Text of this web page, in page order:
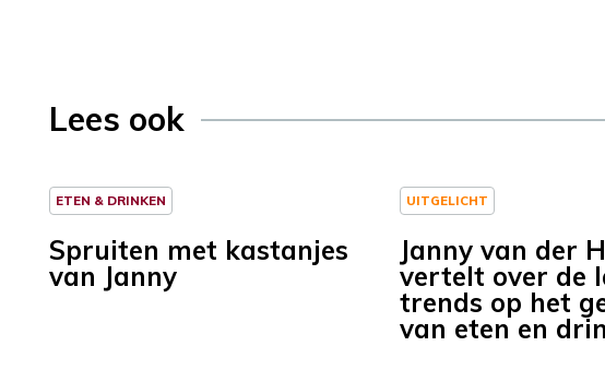
Lees ook
ETEN & DRINKEN
Spruiten met kastanjes
van Janny
UITGELICHT
Janny van der
vertelt over de
trends op het
van eten en